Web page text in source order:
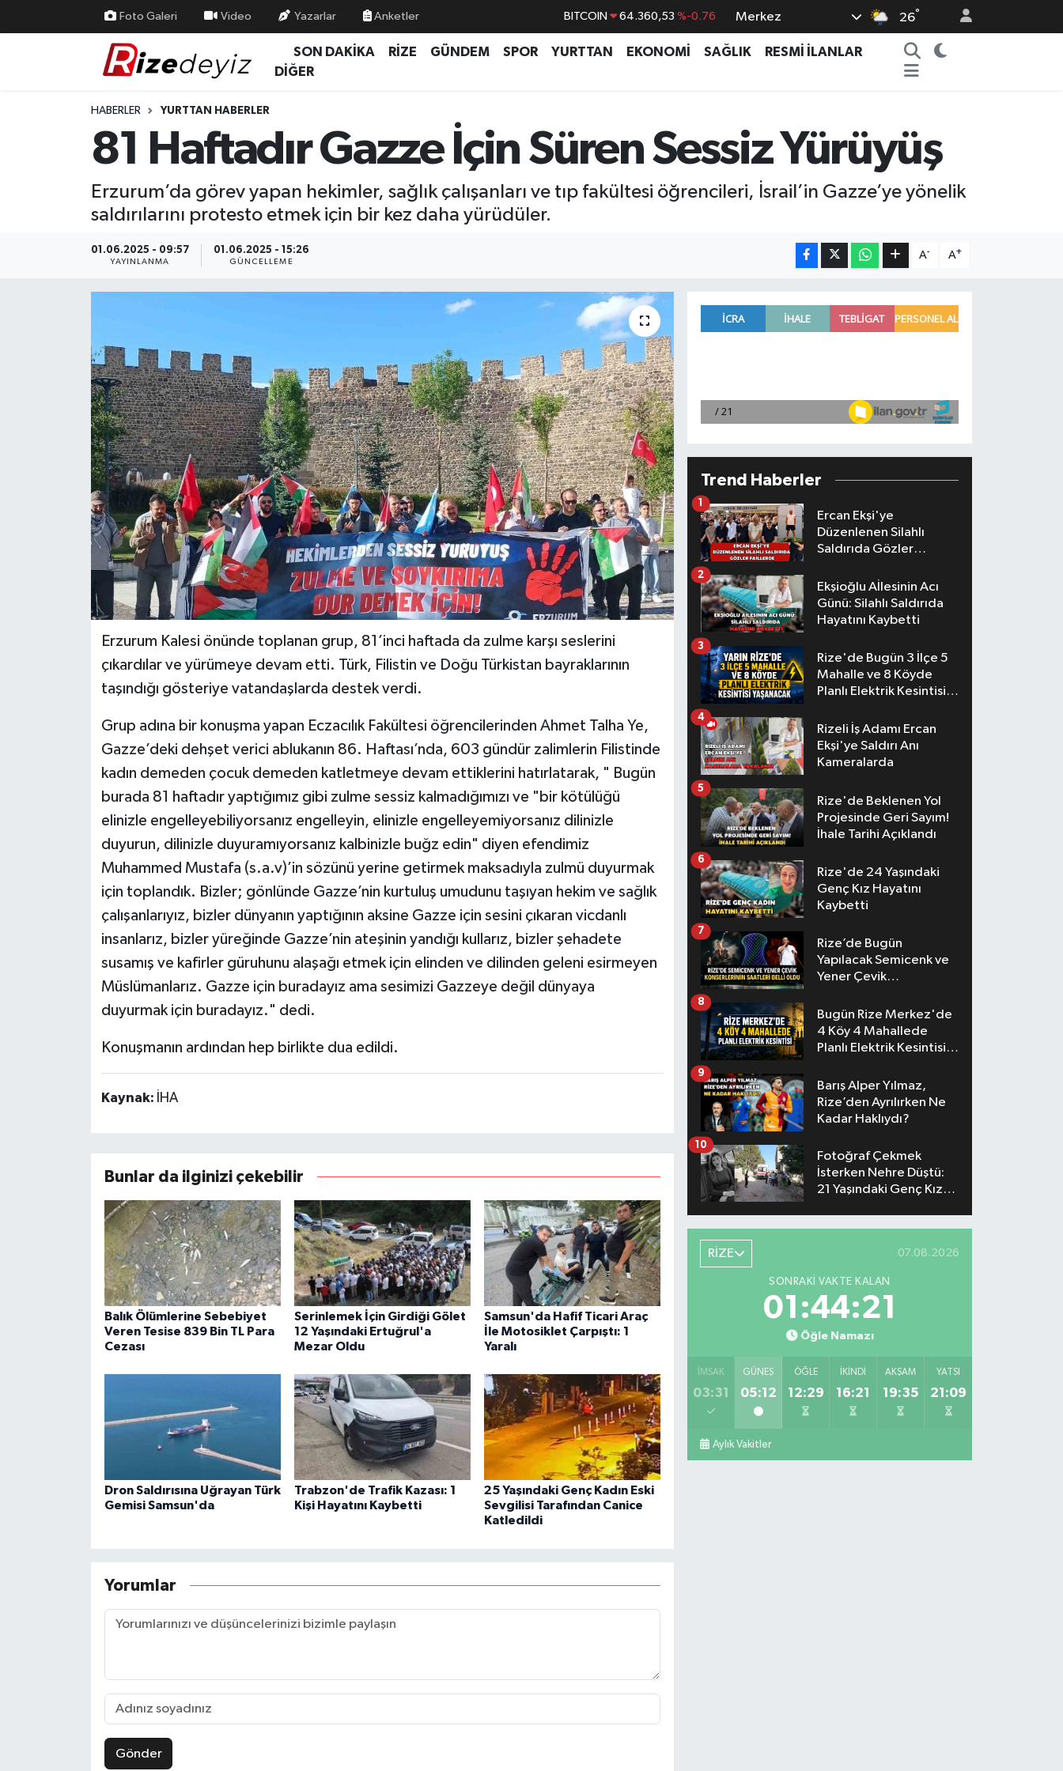
Foto Galeri Video Yazarlar Anketler BITCOIN 64.360,53 %-0.76
DOLAR 47,7069 %0.17
GRAM ALTIN 6574.81
BİST100 13.887 %64
Merkez 26°
SON DAKİKA RİZE GÜNDEM SPOR YURTTAN EKONOMİ SAĞLIK
RESMİ İLANLAR
DİĞER
HABERLER YURTTAN HABERLER
81 Haftadır Gazze İçin Süren Sessiz Yürüyüş
Erzurum’da görev yapan hekimler, sağlık çalışanları ve tıp fakültesi öğrencileri, İsrail’in Gazze’ye yönelik
saldırılarını protesto etmek için bir kez daha yürüdüler.
01.06.2025 - 09:57
YAYINLANMA
01.06.2025 - 15:26
GÜNCELLEME
A- A+
Erzurum Kalesi önünde toplanan grup, 81’inci haftada da zulme karşı seslerini
çıkardılar ve yürümeye devam etti. Türk, Filistin ve Doğu Türkistan bayraklarının
taşındığı gösteriye vatandaşlarda destek verdi.
Grup adına bir konuşma yapan Eczacılık Fakültesi öğrencilerinden Ahmet Talha Ye,
Gazze’deki dehşet verici ablukanın 86. Haftası’nda, 603 gündür zalimlerin Filistinde
kadın demeden çocuk demeden katletmeye devam ettiklerini hatırlatarak, " Bugün
burada 81 haftadır yaptığımız gibi zulme sessiz kalmadığımızı ve "bir kötülüğü
elinizle engelleyebiliyorsanız engelleyin, elinizle engelleyemiyorsanız dilinizle
duyurun, dilinizle duyuramıyorsanız kalbinizle buğz edin" diyen efendimiz
Muhammed Mustafa (s.a.v)’in sözünü yerine getirmek maksadıyla zulmü duyurmak
için toplandık. Bizler; gönlünde Gazze’nin kurtuluş umudunu taşıyan hekim ve sağlık
çalışanlarıyız, bizler dünyanın yaptığının aksine Gazze için sesini çıkaran vicdanlı
insanlarız, bizler yüreğinde Gazze’nin ateşinin yandığı kullarız, bizler şehadete
susamış ve kafirler güruhunu alaşağı etmek için elinden ve dilinden geleni esirmeyen
Müslümanlarız. Gazze için buradayız ama sesimizi Gazzeye değil dünyaya
duyurmak için buradayız." dedi.
Konuşmanın ardından hep birlikte dua edildi.
Kaynak: İHA
Bunlar da ilginizi çekebilir
Balık Ölümlerine Sebebiyet
Veren Tesise 839 Bin TL Para
Cezası
Serinlemek İçin Girdiği Gölet
12 Yaşındaki Ertuğrul'a
Mezar Oldu
Samsun'da Hafif Ticari Araç
İle Motosiklet Çarpıştı: 1
Yaralı
Dron Saldırısına Uğrayan Türk
Gemisi Samsun'da
Trabzon'de Trafik Kazası: 1
Kişi Hayatını Kaybetti
25 Yaşındaki Genç Kadın Eski
Sevgilisi Tarafından Canice
Katledildi
Yorumlar
Gönder
Trend Haberler
Ercan Ekşi'ye
Düzenlenen Silahlı
Saldırıda Gözler
1
Ekşioğlu Aİlesinin Acı
Günü: Silahlı Saldırıda
Hayatını Kaybetti
2
Rize'de Bugün 3 İlçe 5
Mahalle ve 8 Köyde
Planlı Elektrik Kesintisi
3
Rizeli İş Adamı Ercan
Ekşi'ye Saldırı Anı
Kameralarda
4
Rize'de Beklenen Yol
Projesinde Geri Sayım!
İhale Tarihi Açıklandı
5
Rize'de 24 Yaşındaki
Genç Kız Hayatını
Kaybetti
6
Rize’de Bugün
Yapılacak Semicenk ve
Yener Çevik
Belli Oldu
7
Bugün Rize Merkez'de
4 Köy 4 Mahallede
Planlı Elektrik Kesintisi
8
Barış Alper Yılmaz,
Rize’den Ayrılırken Ne
Kadar Haklıydı?
9
Fotoğraf Çekmek
İsterken Nehre Düştü:
21 Yaşındaki Genç Kız
10
RİZE 07.08.2026
SONRAKI VAKTE KALAN
01:44:21
Öğle Namazı
İMSAK
03:31
GÜNEŞ
05:12
ÖĞLE
12:29
İKINDI
16:21
AKŞAM
19:35
YATSI
21:09
Aylık Vakitler
Yurttan Haberler
Teknoloji
Rize Nöbetçi Eczaneler
Rize Trafik Yoğunluk Haritası
Tüm Manşetler
Son Dakika Haberleri